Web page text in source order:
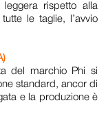
rispetto alla
le taglie, l’avvio
del marchio Phi si
standard, ancor di
e la produzione è